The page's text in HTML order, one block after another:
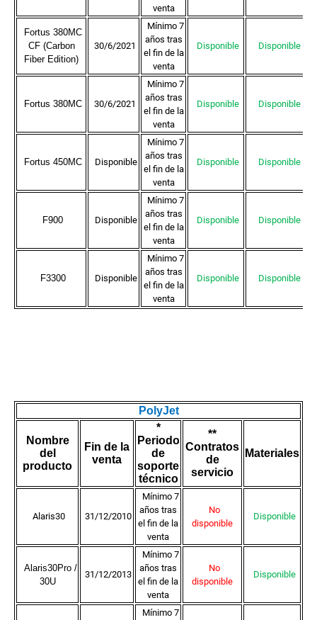
venta
Fortus 380MC
CF (Carbon
Fiber Edition)
30/6/2021
Mínimo 7
años tras
el fin de la
venta
Disponible Disponible
Fortus 380MC 30/6/2021
Mínimo 7
años tras
el fin de la
venta
Disponible Disponible
Fortus 450MC Disponible
Mínimo 7
años tras
el fin de la
venta
Disponible Disponible
F900 Disponible
Mínimo 7
años tras
el fin de la
venta
Disponible Disponible
F3300 Disponible
Mínimo 7
años tras
el fin de la
venta
Disponible Disponible
PolyJet
Nombre
del
producto
Fin de la
venta
*
Periodo
de
soporte
técnico
**
Contratos
de
servicio
Materiales
Alaris30 31/12/2010
Mínimo 7
años tras
el fin de la
venta
No
disponible
Disponible
Alaris30Pro /
30U
31/12/2013
Mínimo 7
años tras
el fin de la
venta
No
disponible
Disponible
Mínimo 7